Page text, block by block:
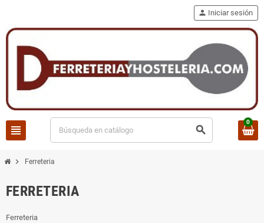
view_headline search
person Iniciar sesión
0
chevron_right Ferreteria
FERRETERIA
Ferreteria